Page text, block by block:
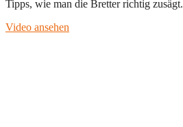
Tipps, wie man die Bretter richtig zusägt.
Video ansehen